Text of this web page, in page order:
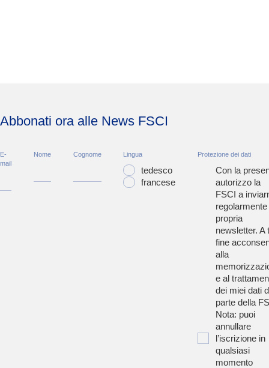
Abbonati ora alle News FSCI
E-
mail
Nome Cognome Lingua
tedesco
francese
Protezione dei dati
Con la
autorizzo la
FSCI a
regolarmente
propria
newsletter. A
fine
alla
e al
dei miei dati
parte della
Nota: puoi
annullare
l’iscrizione in
qualsiasi
momento